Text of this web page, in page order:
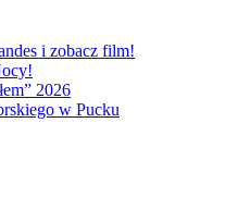
i zobacz film!
2026
w Pucku